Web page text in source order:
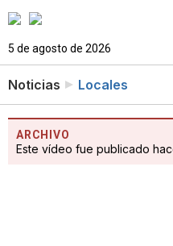
5 de agosto de 2026
Noticias Locales
ARCHIVO
Este vídeo fue publicado